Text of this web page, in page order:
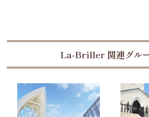
La-Briller 関連グル